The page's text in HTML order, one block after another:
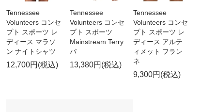
Tennessee
Volunteers コンセ
プト スポーツ レ
ディース マラソ
ン ナイトシャツ
12,700円(税込)
Tennessee
Volunteers コンセ
プト スポーツ
Mainstream Terry
パ
13,380円(税込)
Tennessee
Volunteers コンセ
プト スポーツ レ
ディース アルテ
ィメット フラン
ネ
9,300円(税込)